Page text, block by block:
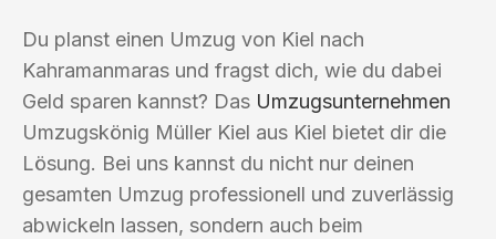
Du planst einen Umzug von Kiel nach
Kahramanmaras und fragst dich, wie du dabei
Geld sparen kannst? Das Umzugsunternehmen
Umzugskönig Müller Kiel aus Kiel bietet dir die
Lösung. Bei uns kannst du nicht nur deinen
gesamten Umzug professionell und zuverlässig
abwickeln lassen, sondern auch beim